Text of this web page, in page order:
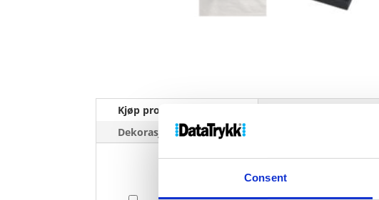
Consent
Kjøp produkt uten print
Dekorasjonpriser